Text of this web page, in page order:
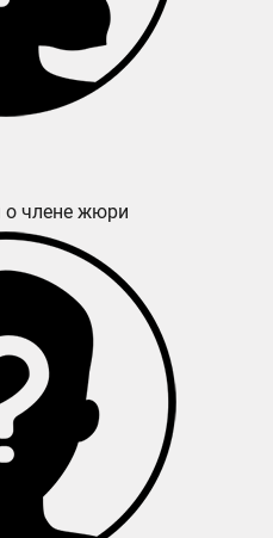
о члене жюри